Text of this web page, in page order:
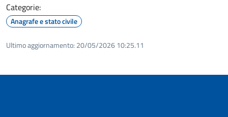
Categorie:
Anagrafe e stato civile
Ultimo aggiornamento: 20/05/2026 10:25.11